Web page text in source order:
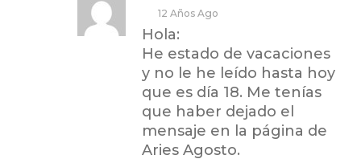
12 Años Ago
Hola:
He estado de vacaciones
y no le he leído hasta hoy
que es día 18. Me tenías
que haber dejado el
mensaje en la página de
Aries Agosto.